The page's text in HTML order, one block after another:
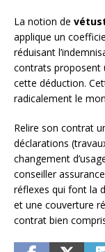
La notion de
applique un
réduisant
contrats proposent
cette déduction.
radicalement le
Relire son contrat
déclarations
changement
conseiller
réflexes qui font la
et une couverture
contrat bien